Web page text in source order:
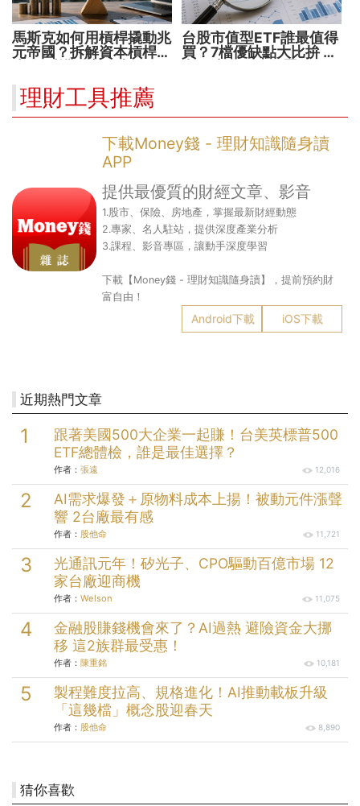
馬斯克如何用槓桿撬動兆
元帝國？拆解資本槓桿5
台股市值型ETF誰最值得
買？7檔優缺點大比拚 找
理財工具推薦
下載Money錢 - 理財知識隨身讀
APP
提供最優質的財經文章、影音
1.股市、保險、房地產，掌握最新財經動態
2.專家、名人駐站，提供深度產業分析
3.課程、影音專區，讓動手深度學習
下載【Money錢 - 理財知識隨身讀】，提前預約財
富自由！
Android下載 iOS下載
近期熱門文章
跟著美國500大企業一起賺！台美英標普500
ETF總體檢，誰是最佳選擇？
作者： 張遠 12,016
AI需求爆發＋原物料成本上揚！被動元件漲聲
響 2台廠最有感
作者： 股他命 11,721
光通訊元年！矽光子、CPO驅動百億市場 12
家台廠迎商機
作者： Welson 11,075
金融股賺錢機會來了？AI過熱 避險資金大挪
移 這2族群最受惠！
作者： 陳重銘 10,181
製程難度拉高、規格進化！AI推動載板升級
「這幾檔」概念股迎春天
作者： 股他命 8,890
猜你喜歡